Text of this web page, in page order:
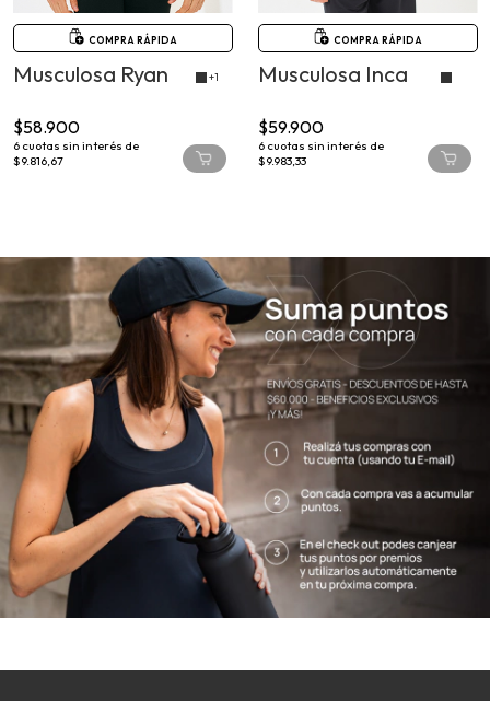
COMPRA RÁPIDA
Musculosa Ryan +1
$58.900
6 cuotas sin interés de
$9.816,67
COMPRA RÁPIDA
Musculosa Inca
$59.900
6 cuotas sin interés de
$9.983,33